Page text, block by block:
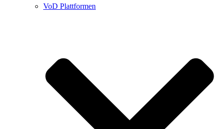
VoD Plattformen